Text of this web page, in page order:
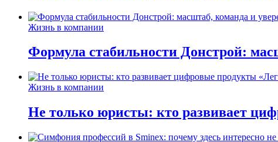
Жизнь в компании
Формула стабильности Донстрой:
Жизнь в компании
Не только юристы: кто развивает